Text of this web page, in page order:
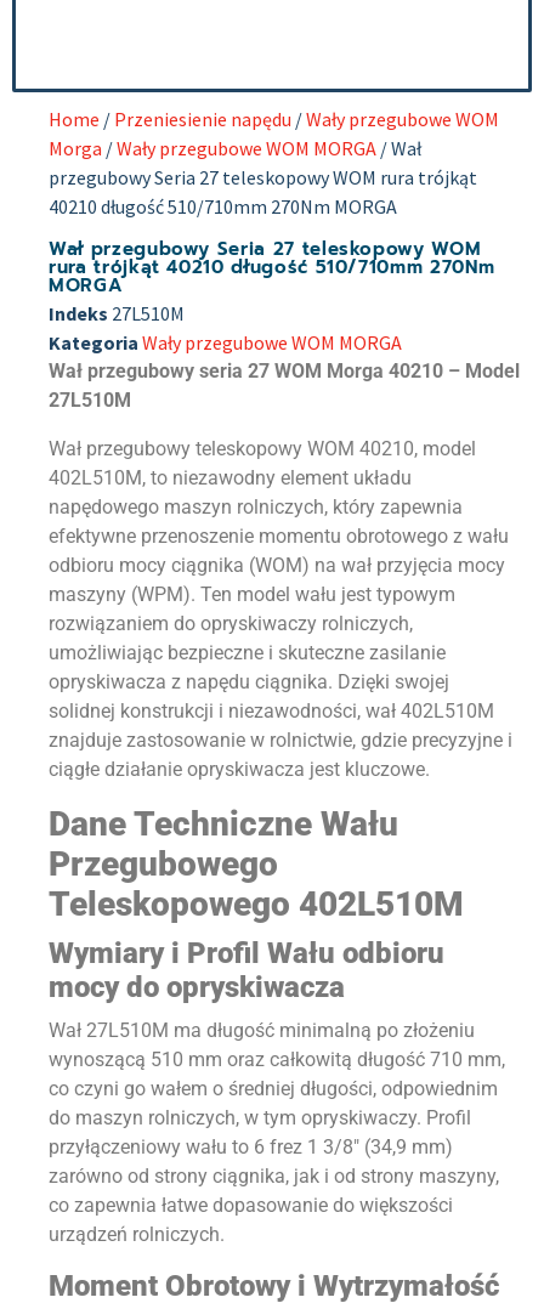
Home / Przeniesienie napędu /Wały przegubowe WOM
Morga /Wały przegubowe WOM MORGA / Wał
przegubowy Seria 27 teleskopowy WOM rura trójkąt
40210 długość 510/710mm 270Nm MORGA
Wał przegubowy Seria 27 teleskopowy WOM
rura trójkąt 40210 długość 510/710mm 270Nm
MORGA
Indeks 27L510M
Kategoria Wały przegubowe WOM MORGA
Wał przegubowy seria 27 WOM Morga 40210 – Model
27L510M
Wał przegubowy teleskopowy WOM 40210, model
402L510M, to niezawodny element układu
napędowego maszyn rolniczych, który zapewnia
efektywne przenoszenie momentu obrotowego z wału
odbioru mocy ciągnika (WOM) na wał przyjęcia mocy
maszyny (WPM). Ten model wału jest typowym
rozwiązaniem do opryskiwaczy rolniczych,
umożliwiając bezpieczne i skuteczne zasilanie
opryskiwacza z napędu ciągnika. Dzięki swojej
solidnej konstrukcji i niezawodności, wał 402L510M
znajduje zastosowanie w rolnictwie, gdzie precyzyjne i
ciągłe działanie opryskiwacza jest kluczowe.
Dane Techniczne Wału
Przegubowego
Teleskopowego 402L510M
Wymiary i Profil Wału odbioru
mocy do opryskiwacza
Wał 27L510M ma długość minimalną po złożeniu
wynoszącą 510 mm oraz całkowitą długość 710 mm,
co czyni go wałem o średniej długości, odpowiednim
do maszyn rolniczych, w tym opryskiwaczy. Profil
przyłączeniowy wału to 6 frez 1 3/8″ (34,9 mm)
zarówno od strony ciągnika, jak i od strony maszyny,
co zapewnia łatwe dopasowanie do większości
urządzeń rolniczych.
Moment Obrotowy i Wytrzymałość